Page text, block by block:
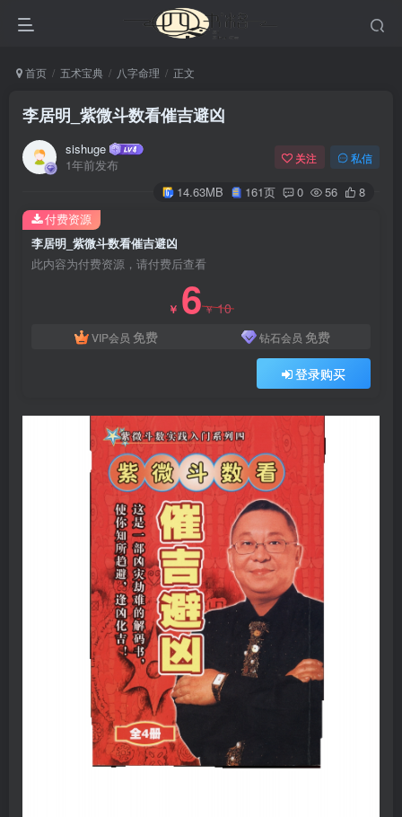
首页 五术宝典 八字命理 正文
李居明_紫微斗数看催吉避凶
sishuge
1年前发布
关注 私信
14.63MB 161页 0 56 8
李居明_紫微斗数看催吉避凶
此内容为付费资源，请付费后查看
￥ 6￥10
VIP会员 免费 钻石会员 免费
登录购买
付费资源